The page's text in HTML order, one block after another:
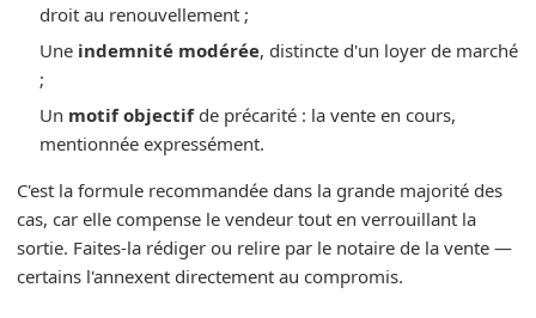
droit au renouvellement ;
Une indemnité modérée, distincte d'un loyer de marché
;
Un motif objectifde précarité : la vente en cours,
mentionnée expressément.
C'est la formule recommandée dans la grande majorité des
cas, car elle compense le vendeur tout en verrouillant la
sortie. Faites-la rédiger ou relire par le notaire de la vente —
certains l'annexent directement au compromis.